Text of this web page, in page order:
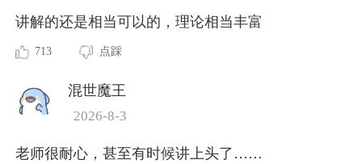
讲解的还是相当可以的，理论相当丰富
713 点踩
混世魔王
2026-8-3
老师很耐心，甚至有时候讲上头了……